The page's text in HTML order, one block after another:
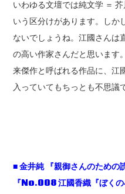
いわゆる文壇では純文学 ＝
いう区分けがあります。しか
ないでしょうね。江國さんは
の高い作家さんだと思います
来傑作と呼ばれる作品に、江
入っていてもちっとも不思議
■ 金井純 『親御さんのための
『No.008 江國香織『ぼく